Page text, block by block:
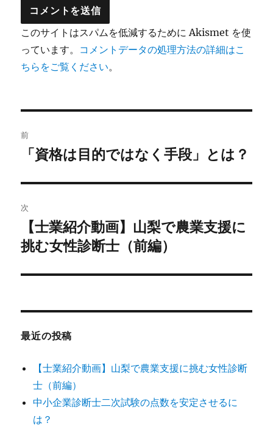
このサイトはスパムを低減するために Akismet を使
っています。 コメントデータの処理方法の詳細はこ
ちらをご覧ください。
稿
ビ
ゲ
ー
シ
ン
前
前
投
稿:
「資格は目的ではなく手段」とは？
次
の
稿:
【士業紹介動画】山梨で農業支援に
挑む女性診断士（前編）
最近の投稿
【士業紹介動画】山梨で農業支援に挑む女性診断
士（前編）
中小企業診断士二次試験の点数を安定させるに
は？